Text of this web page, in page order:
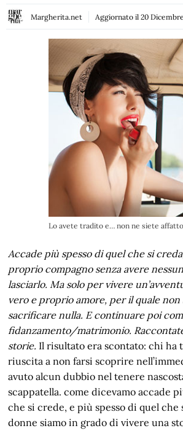
Margherita.net Aggiornato il 20
Lo avete tradito e… non ne siete
Accade più spesso di quel che si
proprio compagno senza avere
lasciarlo. Ma solo per vivere
vero e proprio amore, per il quale non
sacrificare nulla. E continuare poi
fidanzamento/matrimonio.
storie. Il risultato era scontato: chi ha
riuscita a non farsi scoprire
avuto alcun dubbio nel tenere
scappatella. come dicevamo accade
che si crede, e più spesso di quel che
donne siamo in grado di vivere una